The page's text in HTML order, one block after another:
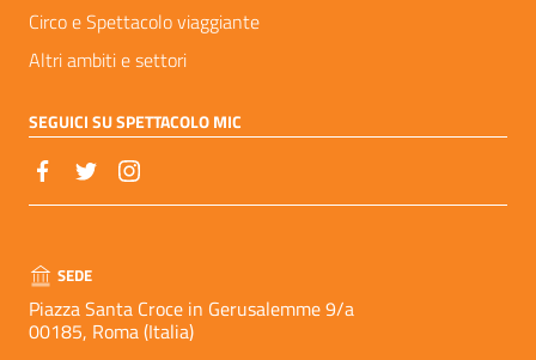
Circo e Spettacolo viaggiante
Altri ambiti e settori
SEGUICI SU SPETTACOLO MIC
SEDE
Piazza Santa Croce in Gerusalemme 9/a
00185, Roma (Italia)